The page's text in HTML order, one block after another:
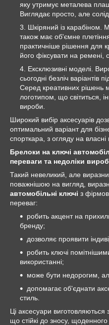
яку утримує металева
Виглядає просто, але
Шкіряний із карабіном.
також має об'ємне
практичніше рішення для
його фіксувати на ремені,
Ексклюзивні моделі.
сьогодні безліч варіантів
Серед креативних рішень
логотипом, що світиться,
вироби.
Широкий вибір аксесуарів
оптимальний варіант для
спорткара, з огляду на
Брелоки на ключі
переваги та недоліки
Такий невеликий, але
поважнішою на вигляд,
автомобільні ключі з
переваг:
робить акцент на
бренду;
дозволяє проявити
робить ключі
використанні;
може бути недорогим,
допомагає об'єднати
стиль.
Ці аксесуари виготовляються
що стійкі до зносу,